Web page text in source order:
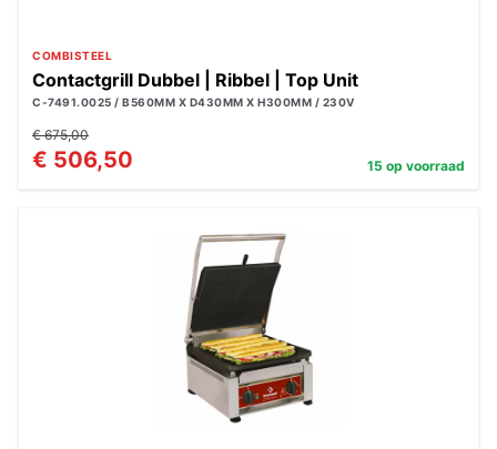
COMBISTEEL
Contactgrill Dubbel | Ribbel | Top Unit
C-7491.0025 / B560MM X D430MM X H300MM / 230V
€ 675,00
€ 506,50 15 op voorraad